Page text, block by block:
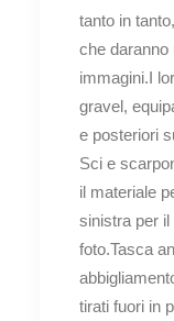
tanto in
che daranno
immagini.I
gravel,
e posteriori
Sci e
il materiale
sinistra per
foto.Tasca
tirati fuori in